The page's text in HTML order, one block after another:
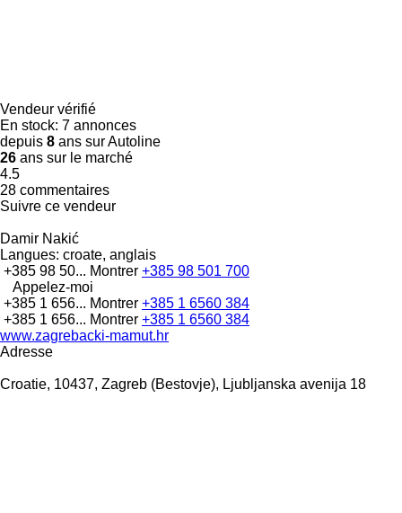
Vendeur vérifié
En stock: 7 annonces
depuis 8 ans sur Autoline
26 ans sur le marché
4.5
28 commentaires
Suivre ce vendeur
Damir Nakić
Langues: croate, anglais
+385 98 50... Montrer +385 98 501 700
Appelez-moi
+385 1 656... Montrer +385 1 6560 384
+385 1 656... Montrer +385 1 6560 384
www.zagrebacki-mamut.hr
Adresse
Croatie, 10437, Zagreb (Bestovje), Ljubljanska avenija 18